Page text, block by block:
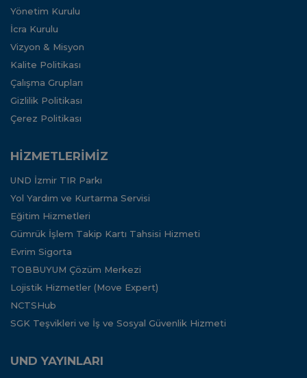
Yönetim Kurulu
İcra Kurulu
Vizyon & Misyon
Kalite Politikası
Çalışma Grupları
Gizlilik Politikası
Çerez Politikası
HİZMETLERİMİZ
UND İzmir TIR Parkı
Yol Yardım ve Kurtarma Servisi
Eğitim Hizmetleri
Gümrük İşlem Takip Kartı Tahsisi Hizmeti
Evrim Sigorta
TOBBUYUM Çözüm Merkezi
Lojistik Hizmetler (Move Expert)
NCTSHub
SGK Teşvikleri ve İş ve Sosyal Güvenlik Hizmeti
UND YAYINLARI